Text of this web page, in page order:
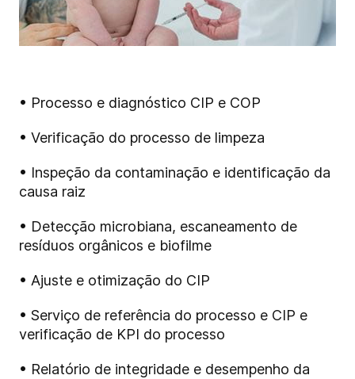
• Processo e diagnóstico CIP e COP
• Verificação do processo de limpeza
• Inspeção da contaminação e identificação da
causa raiz
• Detecção microbiana, escaneamento de
resíduos orgânicos e biofilme
• Ajuste e otimização do CIP
• Serviço de referência do processo e CIP e
verificação de KPI do processo
• Relatório de integridade e desempenho da